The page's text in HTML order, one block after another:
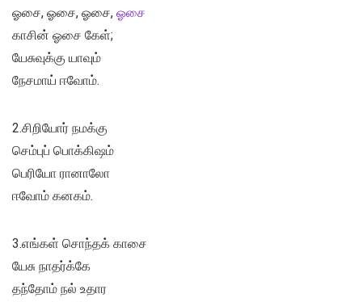
ஓசை, ஓசை, ஓசை, ஓசை
காசின் ஓசை கேள்;
யேசுவுக்கு யாவும்
நேசமாய் ஈவோம்.
2.சிறியோர் நமக்கு
செம்புப் பொக்கிஷம்
பெரியோ ரானாலோ
ஈவோம் கனகம்.
3.எங்கள் சொந்தக் காசை
யேசு நாதர்க்கே
தந்தோம் நல் உதார